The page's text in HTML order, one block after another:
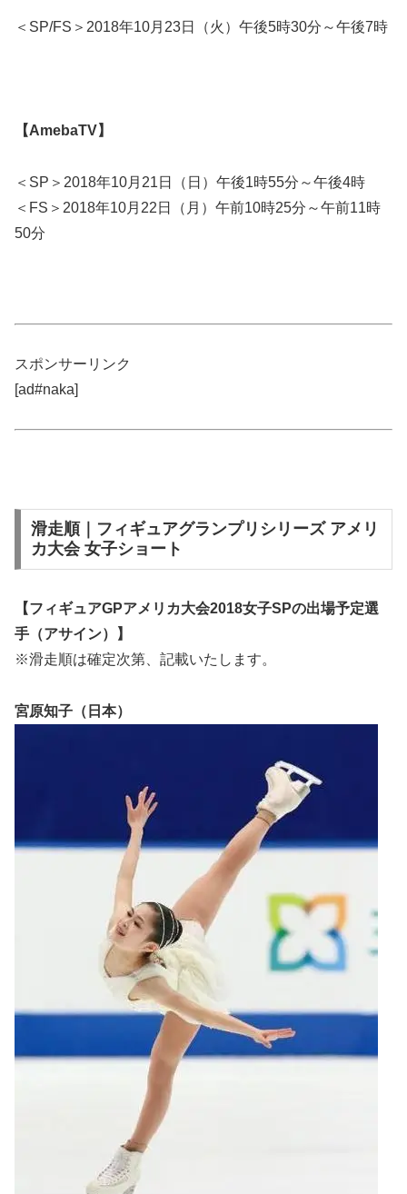
＜SP/FS＞2018年10月23日（火）午後5時30分～午後7時
【AmebaTV】
＜SP＞2018年10月21日（日）午後1時55分～午後4時
＜FS＞2018年10月22日（月）午前10時25分～午前11時
50分
スポンサーリンク
[ad#naka]
滑走順｜フィギュアグランプリシリーズ アメリ
カ大会 女子ショート
【フィギュアGPアメリカ大会2018女子SPの出場予定選
手（アサイン）】
※滑走順は確定次第、記載いたします。
宮原知子（日本）